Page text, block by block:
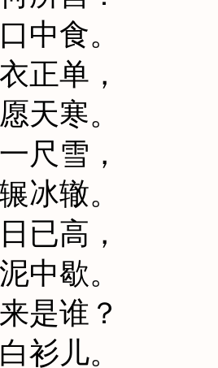
中食。
正单，
天寒。
尺雪，
冰辙。
已高，
中歇。
是谁？
衫儿。